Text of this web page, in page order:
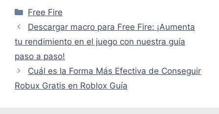
Categorías
Free Fire
Descargar macro para Free Fire: ¡Aumenta
tu rendimiento en el juego con nuestra guía
paso a paso!
Cuál es la Forma Más Efectiva de Conseguir
Robux Gratis en Roblox Guía